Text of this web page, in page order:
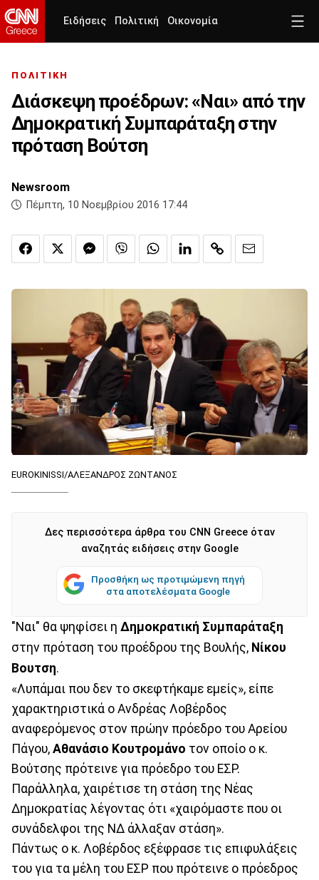
Ειδήσεις Πολιτική Οικονομία
ΠΟΛΙΤΙΚΗ
Διάσκεψη προέδρων: «Ναι» από την
Δημοκρατική Συμπαράταξη στην
πρόταση Βούτση
Newsroom
Πέμπτη, 10 Νοεμβρίου 2016 17:44
EUROKINISSI/ΑΛΕΞΑΝΔΡΟΣ ΖΩΝΤΑΝΟΣ
Δες περισσότερα άρθρα του CNN Greece όταν
αναζητάς ειδήσεις στην Google
Προσθήκη ως προτιμώμενη πηγή
στα αποτελέσματα Google
"Ναι" θα ψηφίσει η Δημοκρατική Συμπαράταξη
στην πρόταση του προέδρου της Βουλής, Νίκου
Βουτση.
«Λυπάμαι που δεν το σκεφτήκαμε εμείς», είπε
χαρακτηριστικά ο Ανδρέας Λοβέρδος
αναφερόμενος στον πρώην πρόεδρο του Αρείου
Πάγου, Αθανάσιο Κουτρομάνο τον οποίο ο κ.
Βούτσης πρότεινε για πρόεδρο του ΕΣΡ.
Παράλληλα, χαιρέτισε τη στάση της Νέας
Δημοκρατίας λέγοντας ότι «χαιρόμαστε που οι
συνάδελφοι της ΝΔ άλλαξαν στάση».
Πάντως ο κ. Λοβέρδος εξέφρασε τις επιφυλάξεις
του για τα μέλη του ΕΣΡ που πρότεινε ο πρόεδρος